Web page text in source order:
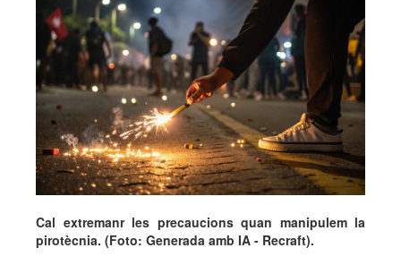
Cal extremanr les precaucions quan manipulem la
pirotècnia. (Foto: Generada amb IA - Recraft).